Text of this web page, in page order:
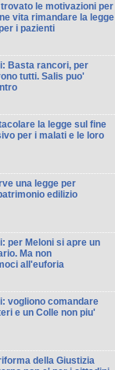
le motivazioni per
vita rimandare la legge
i pazienti
Basta rancori, per
tutti. Salis puo'
la legge sul fine
per i malati e le loro
una legge per
edilizio
per Meloni si apre un
Ma non
all'euforia
vogliono comandare
e un Colle non piu'
della Giustizia